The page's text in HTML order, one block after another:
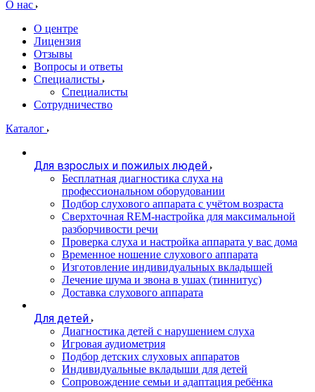
О нас
О центре
Лицензия
Отзывы
Вопросы и ответы
Специалисты
Специалисты
Сотрудничество
Каталог
Для взрослых и пожилых людей
Бесплатная диагностика слуха на
профессиональном оборудовании
Подбор слухового аппарата с учётом возраста
Сверхточная REM-настройка для максимальной
разборчивости речи
Проверка слуха и настройка аппарата у вас дома
Временное ношение слухового аппарата
Изготовление индивидуальных вкладышей
Лечение шума и звона в ушах (тиннитус)
Доставка слухового аппарата
Для детей
Диагностика детей с нарушением слуха
Игровая аудиометрия
Подбор детских слуховых аппаратов
Индивидуальные вкладыши для детей
Сопровождение семьи и адаптация ребёнка